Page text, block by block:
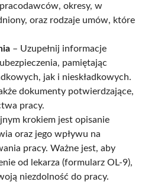
okresy, w
oraz rodzaje umów, które
– Uzupełnij informacje
pamiętając
jak i nieskładkowych.
dokumenty potwierdzające,
pracy.
krokiem jest opisanie
oraz jego wpływu na
pracy. Ważne jest, aby
od lekarza (formularz OL-9),
niezdolność do pracy.